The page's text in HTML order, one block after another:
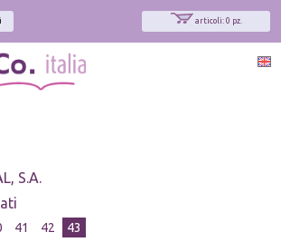
articoli: 0 pz.
S.A.
41 42 43